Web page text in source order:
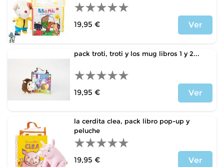
19,95 €
Ver
pack troti, troti y los mug libros 1 y 2...
19,95 €
Ver
la cerdita clea, pack libro pop-up y
peluche
19,95 €
Ver